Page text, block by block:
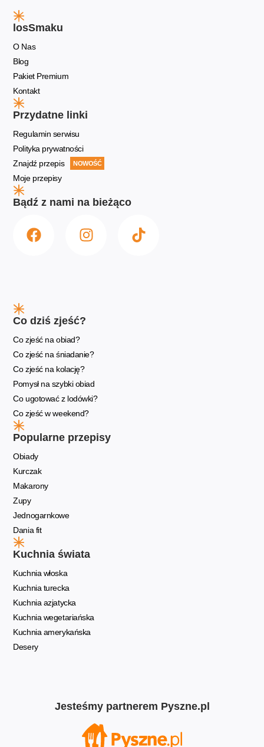
losSmaku
O Nas
Blog
Pakiet Premium
Kontakt
Przydatne linki
Regulamin serwisu
Polityka prywatności
Znajdź przepis
NOWOŚĆ
Moje przepisy
Bądź z nami na bieżąco
Co dziś zjeść?
Co zjeść na obiad?
Co zjeść na śniadanie?
Co zjeść na kolację?
Pomysł na szybki obiad
Co ugotować z lodówki?
Co zjeść w weekend?
Popularne przepisy
Obiady
Kurczak
Makarony
Zupy
Jednogarnkowe
Dania fit
Kuchnia świata
Kuchnia włoska
Kuchnia turecka
Kuchnia azjatycka
Kuchnia wegetariańska
Kuchnia amerykańska
Desery
Jesteśmy partnerem Pyszne.pl